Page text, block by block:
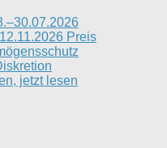
Preis
jetzt lesen